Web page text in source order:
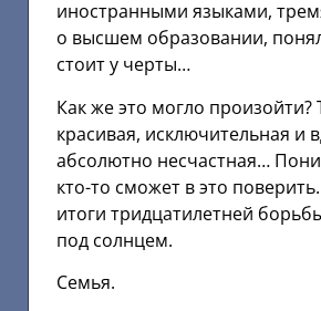
иностранными языками,
о высшем образовании,
стоит у черты…
Как же это могло произойти?
красивая, исключительная и
абсолютно несчастная…
кто-то сможет в это
итоги тридцатилетней
под солнцем.
Семья.